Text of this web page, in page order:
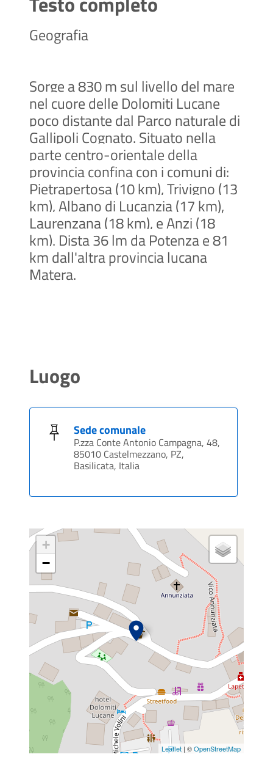
Geografia
Sorge a 830 m sul livello del mare
nel cuore delle Dolomiti Lucane
poco distante dal Parco naturale di
Gallipoli Cognato. Situato nella
parte centro-orientale della
provincia confina con i comuni di:
Pietrapertosa (10 km), Trivigno (13
km), Albano di Lucanzia (17 km),
Laurenzana (18 km), e Anzi (18
km). Dista 36 lm da Potenza e 81
km dall'altra provincia lucana
Matera.
Luogo
Sede comunale
P.zza Conte Antonio Campagna, 48,
85010 Castelmezzano, PZ,
Basilicata, Italia
+
−
Leaflet | ©OpenStreetMap